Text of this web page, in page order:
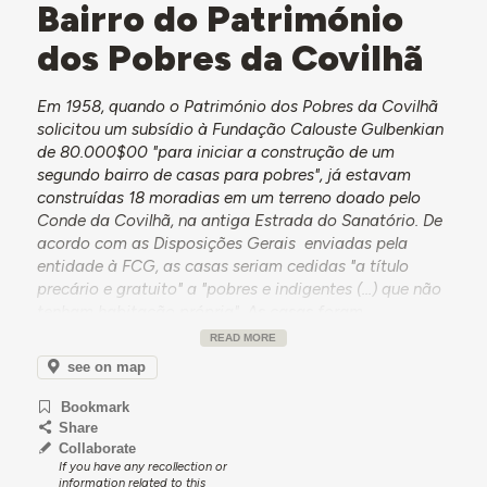
Bairro do Património
dos Pobres da Covilhã
Em 1958, quando o Património dos Pobres da Covilhã
solicitou um subsídio à Fundação Calouste Gulbenkian
de 80.000$00 "para iniciar a construção de um
segundo bairro de casas para pobres", já estavam
construídas 18 moradias em um terreno doado pelo
Conde da Covilhã, na antiga Estrada do Sanatório. De
acordo com as Disposições Gerais enviadas pela
entidade à FCG, as casas seriam cedidas "a título
precário e gratuito" a "pobres e indigentes (...) que não
construídas a partir de donativos de empresas e
beneméritos locais, como indicam alguns painéis de
azulejos ainda visíveis no bairro. De acordo com o
depoimento de moradores do bairro, existiam mais 6
casas que foram entretanto desocupadas e demolidas
pela Câmara Municipal da Covilhã, que usou estes
terrenos para construir três blocos de apartamentos
READ MORE
see on map
Bookmark
Share
Collaborate
If you have any recollection or
information related to this